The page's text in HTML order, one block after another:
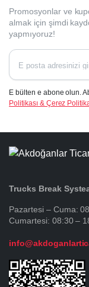
Promosyonlar ve
almak için şimdi
yapmıyoruz!
E bülten e abone olun.
Politikası & Çerez
Trucks Break
Pazartesi – Cuma:
Cumartesi: 08:30 –